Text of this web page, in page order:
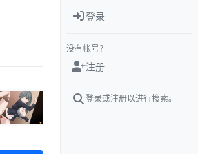
登录
没有帐号？
注册
登录或注册以进行搜索。